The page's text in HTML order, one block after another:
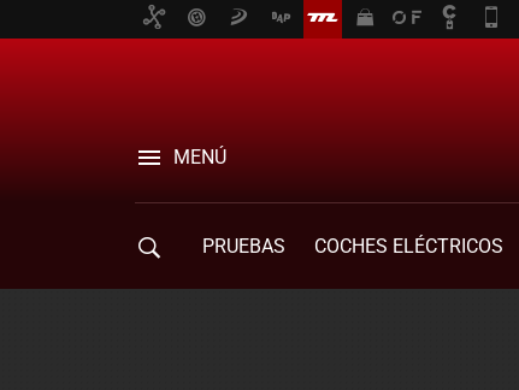
MENÚ
PRUEBAS COCHES ELÉCTRICOS